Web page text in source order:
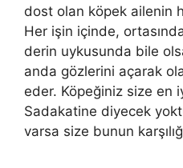
dost olan köpek ailenin
Her işin içinde,
derin uykusunda bile
anda gözlerini açarak
eder. Köpeğiniz size en
Sadakatine diyecek
varsa size bunun